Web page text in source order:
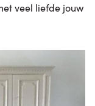
veel liefde jouw